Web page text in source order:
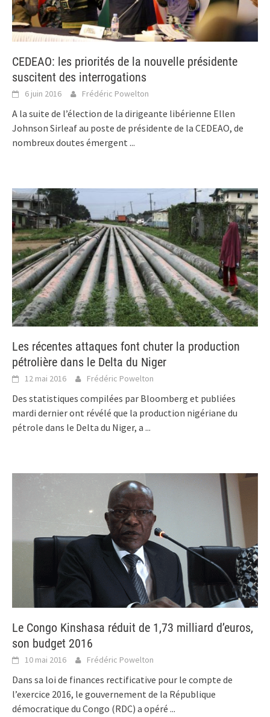
CEDEAO: les priorités de la nouvelle présidente
suscitent des interrogations
6 juin 2016 Frédéric Powelton
A la suite de l’élection de la dirigeante libérienne Ellen
Johnson Sirleaf au poste de présidente de la CEDEAO, de
nombreux doutes émergent ...
Les récentes attaques font chuter la production
pétrolière dans le Delta du Niger
12 mai 2016 Frédéric Powelton
Des statistiques compilées par Bloomberg et publiées
mardi dernier ont révélé que la production nigériane du
pétrole dans le Delta du Niger, a ...
Le Congo Kinshasa réduit de 1,73 milliard d’euros,
son budget 2016
10 mai 2016 Frédéric Powelton
Dans sa loi de finances rectificative pour le compte de
l’exercice 2016, le gouvernement de la République
démocratique du Congo (RDC) a opéré ...